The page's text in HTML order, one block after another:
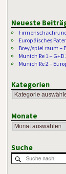
Neueste
Europäisches
Brey/spiel raum –
Munich Re 1 – G+D
Munich Re 2 –
Kategorien
Monate
Suche